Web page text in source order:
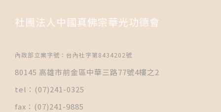
社團法人中國真佛宗華光功德會
內政部立案字號：台內社字第8434202號
80145 高雄市前金區中華三路77號4樓之2
tel：(07)241-0325
fax：(07)241-9885